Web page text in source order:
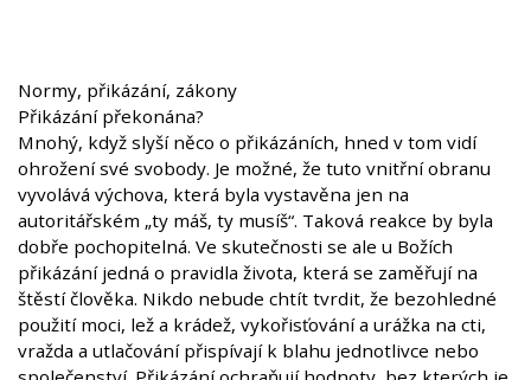
Normy, přikázání, zákony
Přikázání překonána?
Mnohý, když slyší něco o přikázáních, hned v tom vidí
ohrožení své svobody. Je možné, že tuto vnitřní obranu
vyvolává výchova, která byla vystavěna jen na
autoritářském „ty máš, ty musíš“. Taková reakce by byla
dobře pochopitelná. Ve skutečnosti se ale u Božích
přikázání jedná o pravidla života, která se zaměřují na
štěstí člověka. Nikdo nebude chtít tvrdit, že bezohledné
použití moci, lež a krádež, vykořisťování a urážka na cti,
vražda a utlačování přispívají k blahu jednotlivce nebo